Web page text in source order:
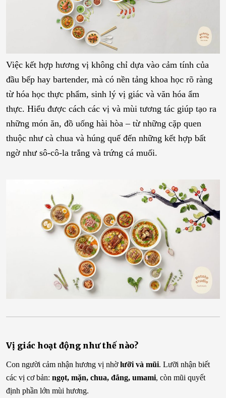
Việc kết hợp hương vị không chỉ dựa vào cảm tính của
đầu bếp hay bartender, mà có nền tảng khoa học rõ ràng
từ hóa học thực phẩm, sinh lý vị giác và văn hóa ẩm
thực. Hiểu được cách các vị và mùi tương tác giúp tạo ra
những món ăn, đồ uống hài hòa – từ những cặp quen
thuộc như cà chua và húng quế đến những kết hợp bất
ngờ như sô-cô-la trắng và trứng cá muối.
Vị giác hoạt động như thế nào?
Con người cảm nhận hương vị nhờlưỡi và mũi. Lưỡi nhận biết
các vị cơ bản: ngọt, mặn, chua, đắng, umami, còn mũi quyết
định phần lớn mùi hương.